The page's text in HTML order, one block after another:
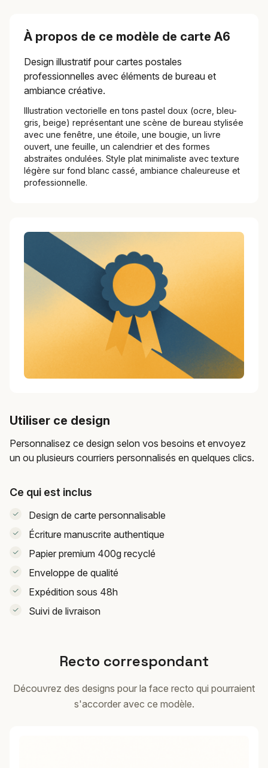
À propos de ce modèle de carte A6
Design illustratif pour cartes postales
professionnelles avec éléments de bureau et
ambiance créative.
Illustration vectorielle en tons pastel doux (ocre, bleu-
gris, beige) représentant une scène de bureau stylisée
avec une fenêtre, une étoile, une bougie, un livre
ouvert, une feuille, un calendrier et des formes
abstraites ondulées. Style plat minimaliste avec texture
légère sur fond blanc cassé, ambiance chaleureuse et
professionnelle.
Utiliser ce design
Personnalisez ce design selon vos besoins et envoyez
un ou plusieurs courriers personnalisés en quelques clics.
Ce qui est inclus
Design de carte personnalisable
Écriture manuscrite authentique
Papier premium 400g recyclé
Enveloppe de qualité
Expédition sous 48h
Suivi de livraison
Recto correspondant
Découvrez des designs pour la face recto qui pourraient
s'accorder avec ce modèle.